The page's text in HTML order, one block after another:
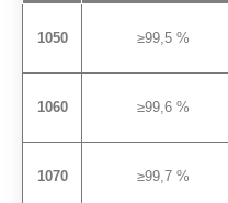
1050 ≥99,5 %
1060 ≥99,6 %
1070 ≥99,7 %